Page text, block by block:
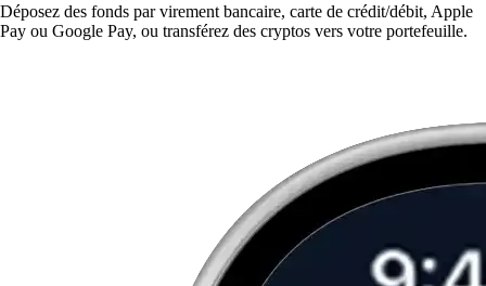
Déposez des fonds par virement bancaire, carte de crédit/débit, Apple
Pay ou Google Pay, ou transférez des cryptos vers votre portefeuille.